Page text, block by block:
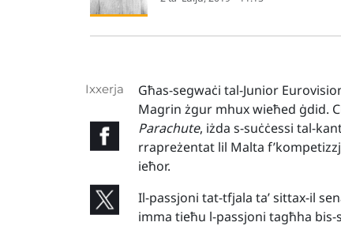
Ixxerja
Għas-segwaċi tal-Junior
Magrin żgur mhux wieħed ġdid.
Parachute, iżda s-suċċessi tal-
rrapreżentat lil Malta
ieħor.
Il-passjoni tat-tfjala ta’ sittax-il
imma tieħu l-passjoni tagħha